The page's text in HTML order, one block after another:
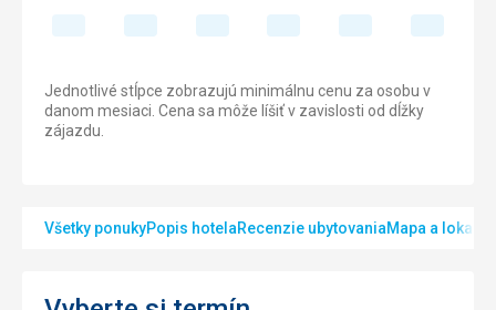
Jednotlivé stĺpce zobrazujú minimálnu cenu za osobu v
danom mesiaci. Cena sa môže líšiť v zavislosti od dĺžky
zájazdu.
Všetky ponukyPopis hotelaRecenzie ubytovaniaMapa a lokalita